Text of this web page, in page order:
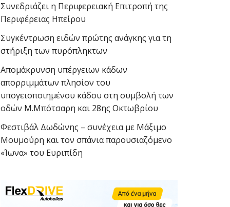
Συνεδριάζει η Περιφερειακή Επιτροπή της
Περιφέρειας Ηπείρου
Συγκέντρωση ειδών πρώτης ανάγκης για τη
στήριξη των πυρόπληκτων
Απομάκρυνση υπέργειων κάδων
απορριμμάτων πλησίον του
υπογειοποιημένου κάδου στη συμβολή των
οδών Μ.Μπότσαρη και 28ης Οκτωβρίου
Φεστιβάλ Δωδώνης – συνέχεια με Μάξιμο
Μουμούρη και τον σπάνια παρουσιαζόμενο
«Ίωνα» του Ευριπίδη